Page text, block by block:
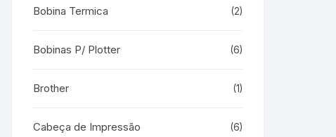
Bobina Termica (2)
Bobinas P/ Plotter (6)
Brother (1)
Cabeça de Impressão (6)